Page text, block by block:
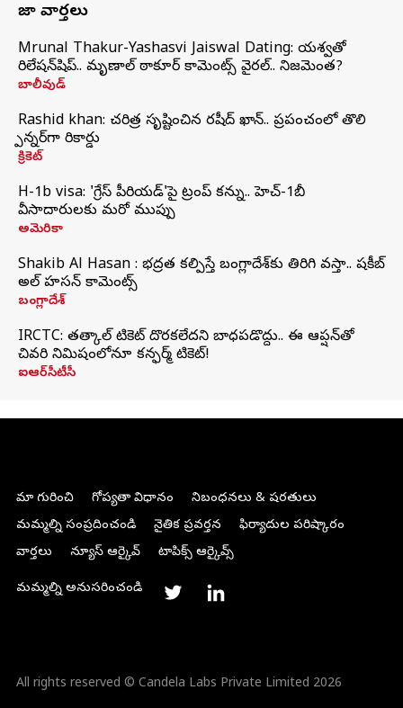
తాజా వార్తలు
Mrunal Thakur-Yashasvi Jaiswal Dating: యశస్వితో
రిలేషన్‌షిప్.. మృణాల్ ఠాకూర్ కామెంట్స్ వైరల్.. నిజమెంత?
బాలీవుడ్
Rashid khan: చరిత్ర సృష్టించిన రషీద్ ఖాన్.. ప్రపంచంలో తొలి
స్పిన్నర్‌గా రికార్డు
క్రికెట్
H-1b visa: 'గ్రేస్‌ పీరియడ్‌'పై ట్రంప్‌ కన్ను.. హెచ్‌-1బీ
వీసాదారులకు మరో ముప్పు
అమెరికా
Shakib Al Hasan : భద్రత కల్పిస్తే బంగ్లాదేశ్‌కు తిరిగి వస్తా.. షకీబ్
అల్ హసన్ కామెంట్స్
బంగ్లాదేశ్
IRCTC: తత్కాల్ టికెట్ దొరకలేదని బాధపడొద్దు.. ఈ ఆప్షన్‌తో
చివరి నిమిషంలోనూ కన్ఫర్మ్ టికెట్!
ఐఆర్‌సీటీసీ
మా గురించి గోప్యతా విధానం
నిబంధనలు & షరతులు
మమ్మల్ని సంప్రదించండి
నైతిక ప్రవర్తన
ఫిర్యాదుల పరిష్కారం
వార్తలు
న్యూస్ ఆర్కైవ్ టాపిక్స్ ఆర్కైవ్స్
మమ్మల్ని అనుసరించండి
All rights reserved © Candela Labs Private Limited 2026